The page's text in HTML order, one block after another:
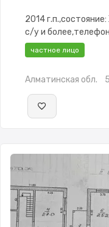
2014
с/у и
частное лицо
Алматинская обл.